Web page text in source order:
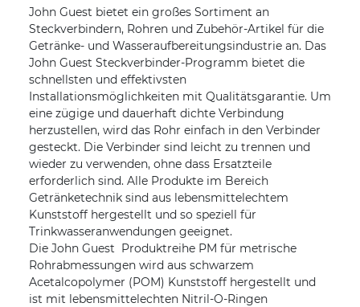
John Guest bietet ein großes Sortiment an
Steckverbindern, Rohren und Zubehör-Artikel für die
Getränke- und Wasseraufbereitungsindustrie an. Das
John Guest Steckverbinder-Programm bietet die
schnellsten und effektivsten
Installationsmöglichkeiten mit Qualitätsgarantie. Um
eine zügige und dauerhaft dichte Verbindung
herzustellen, wird das Rohr einfach in den Verbinder
gesteckt. Die Verbinder sind leicht zu trennen und
wieder zu verwenden, ohne dass Ersatzteile
erforderlich sind. Alle Produkte im Bereich
Getränketechnik sind aus lebensmittelechtem
Kunststoff hergestellt und so speziell für
Trinkwasseranwendungen geeignet.
Die John Guest Produktreihe PM für metrische
Rohrabmessungen wird aus schwarzem
Acetalcopolymer (POM) Kunststoff hergestellt und
ist mit lebensmittelechten Nitril-O-Ringen